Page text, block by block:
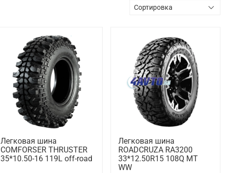
Легковая шина
COMFORSER THRUSTER
35*10.50-16 119L off-road
Легковая шина
ROADCRUZA RA3200
33*12.50R15 108Q MT
WW